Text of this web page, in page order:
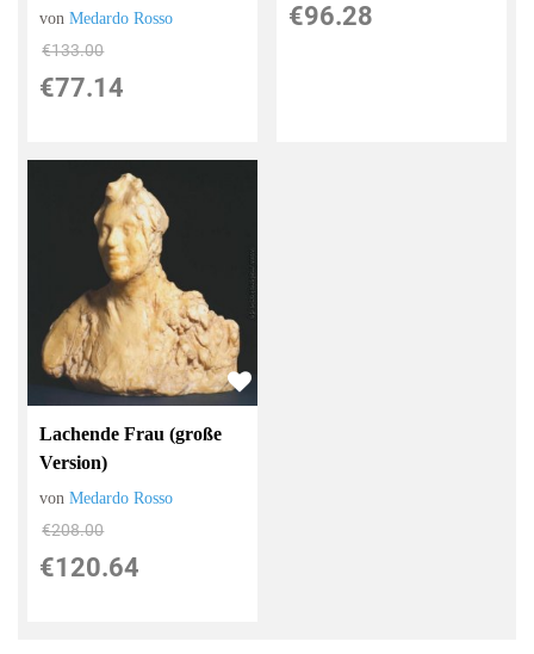
vonMedardo Rosso
€133.00
€77.14
€96.28
Lachende Frau (große
Version)
vonMedardo Rosso
€208.00
€120.64